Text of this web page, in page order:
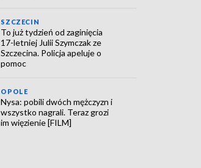
SZCZECIN
To już tydzień od zaginięcia
17-letniej Julii Szymczak ze
Szczecina. Policja apeluje o
pomoc
OPOLE
Nysa: pobili dwóch mężczyzn i
wszystko nagrali. Teraz grozi
im więzienie [FILM]